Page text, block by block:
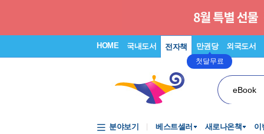
HOME 국내도서 전자책 만권당
첫달무료
외국도서
eBook
분야보기 베스트셀러 새로나온책 이